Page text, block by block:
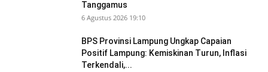
Tanggamus
6 Agustus 2026 19:10
BPS Provinsi Lampung Ungkap Capaian
Positif Lampung: Kemiskinan Turun, Inflasi
Terkendali,...